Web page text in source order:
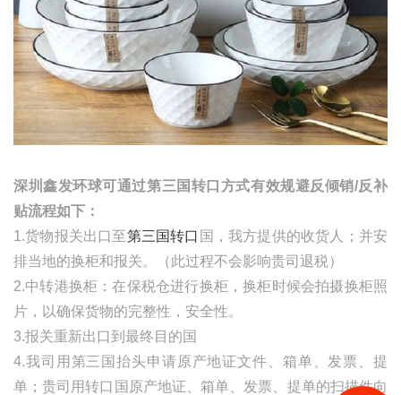
深圳鑫发环球可通过第三国转口方式有效规避反倾销/反补
贴流程如下：
1.货物报关出口至第三国转口 国，我方提供的收货人；并安
排当地的换柜和报关。（此过程不会影响贵司退税）
2.中转港换柜：在保税仓进行换柜，换柜时候会拍摄换柜照
片，以确保货物的完整性，安全性。
3.报关重新出口到最终目的国
4.我司用第三国抬头申请原产地证文件、箱单、发票、提
单；贵司用转口国原产地证、箱单、发票、提单的扫描件向